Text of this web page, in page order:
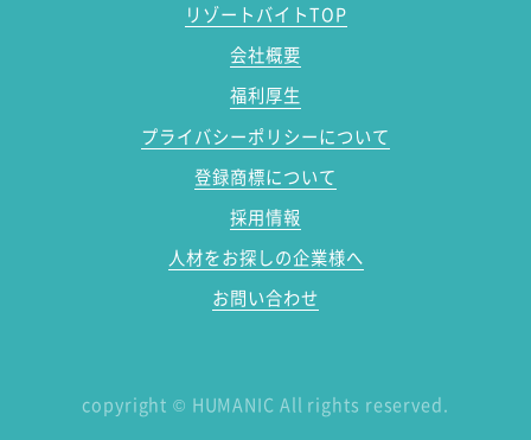
リゾートバイトTOP
会社概要
福利厚生
プライバシーポリシーについて
登録商標について
採用情報
人材をお探しの企業様へ
お問い合わせ
copyright © HUMANIC All rights reserved.